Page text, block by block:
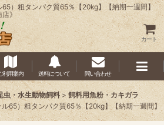
）粗タンパク質65％【20kg】【納期一週間】
》
カート
利用案内 送料について 問い合わせ
虫・水生動物飼料 > 飼料用魚粉・カキガラ
65）粗タンパク質65％【20kg】【納期一週間】